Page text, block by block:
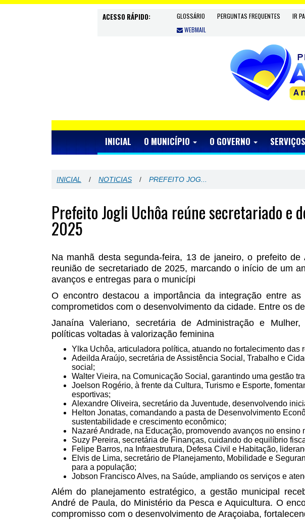
ACESSO RÁPIDO: GLOSSÁRIO PERGUNTAS FREQUENTES IR
WEBMAIL
INICIAL O MUNICÍPIO O GOVERNO SERVIÇOS
INICIAL / NOTICIAS / PREFEITO JOG...
Prefeito Jogli Uchôa reúne secretariado e
2025
Na manhã desta segunda-feira, 13 de janeiro, o prefeito
reunião de secretariado de 2025, marcando o início de um
avanços e entregas para o municípi
O encontro destacou a importância da integração entre
comprometidos com o desenvolvimento da cidade. Entre os
Janaína Valeriano, secretária de Administração e
políticas voltadas à valorização feminina
Ylka Uchôa, articuladora política, atuando no fortalecimento das
Adeilda Araújo, secretária de Assistência Social, Trabalho e
social;
Walter Vieira, na Comunicação Social, garantindo uma gestão
Joelson Rogério, à frente da Cultura, Turismo e Esporte,
esportivas;
Alexandre Oliveira, secretário da Juventude, desenvolvendo
Helton Jonatas, comandando a pasta de Desenvolvimento
sustentabilidade e crescimento econômico;
Nazaré Andrade, na Educação, promovendo avanços no ensino
Suzy Pereira, secretária de Finanças, cuidando do equilíbrio
Felipe Barros, na Infraestrutura, Defesa Civil e Habitação,
Elvis de Lima, secretário de Planejamento, Mobilidade e
para a população;
Jobson Francisco Alves, na Saúde, ampliando os serviços e
Além do planejamento estratégico, a gestão municipal
André de Paula, do Ministério da Pesca e Aquicultura. O
compromisso com o desenvolvimento de Araçoiaba,